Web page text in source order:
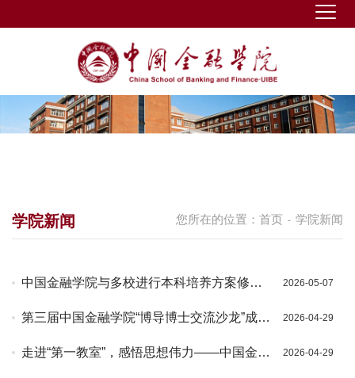
您所在的位置： 首页 - 学院新闻
学院新闻
中国金融学院与多校进行本科培养方案修订
2026-05-07
第三届中国金融学院“博导博士交流沙龙”成功
2026-04-29
走进“第一教室”，感悟思想伟力——中国金融
2026-04-29